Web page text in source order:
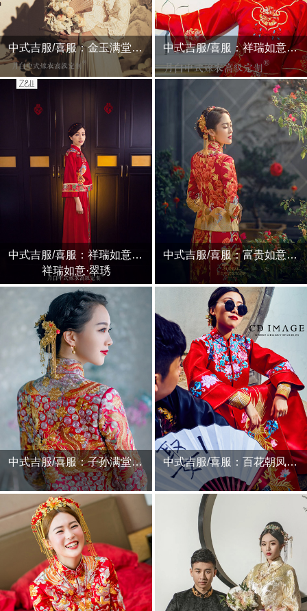
中式吉服/喜服：金玉满堂·月夕 中式吉服/喜服：祥瑞如意·羽鸾
中式吉服/喜服：祥瑞如意·翠琇
祥瑞如意·翠琇
中式吉服/喜服：富贵如意·琼筵
中式吉服/喜服：子孙满堂·枠芳 中式吉服/喜服：百花朝凤·含萦